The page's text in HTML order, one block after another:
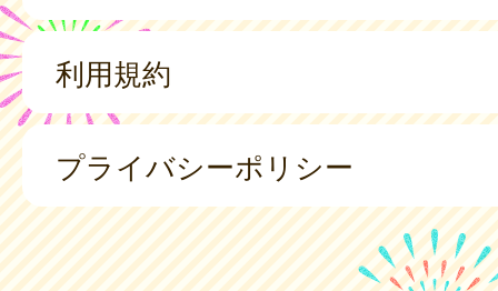
利用規約
プライバシーポリシー